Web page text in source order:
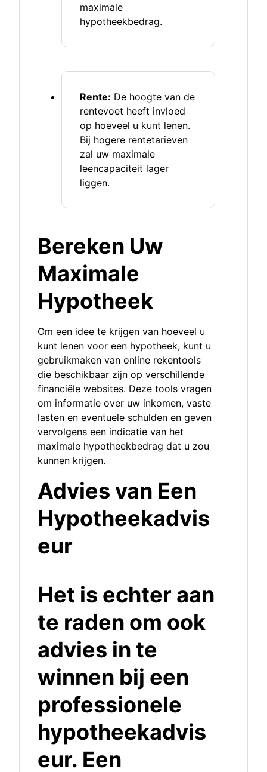
maximale
hypotheekbedrag.
Rente: De hoogte van de
rentevoet heeft invloed
op hoeveel u kunt lenen.
Bij hogere rentetarieven
zal uw maximale
leencapaciteit lager
liggen.
Bereken Uw
Maximale
Hypotheek
Om een idee te krijgen van hoeveel u
kunt lenen voor een hypotheek, kunt u
gebruikmaken van online rekentools
die beschikbaar zijn op verschillende
financiële websites. Deze tools vragen
om informatie over uw inkomen, vaste
lasten en eventuele schulden en geven
vervolgens een indicatie van het
maximale hypotheekbedrag dat u zou
kunnen krijgen.
Advies van Een
Hypotheekadvis
eur
Het is echter aan
te raden om ook
advies in te
winnen bij een
professionele
hypotheekadvis
eur. Een